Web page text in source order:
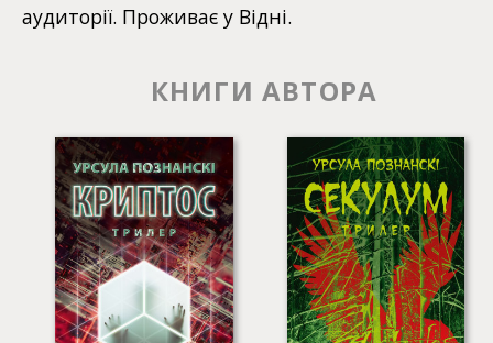
аудиторії. Проживає у Відні.
КНИГИ АВТОРА